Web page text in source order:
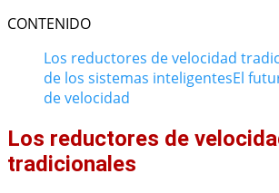
CONTENIDO
Los reductores de velocidad
de los sistemas inteligentesEl
de velocidad
Los reductores de
tradicionales